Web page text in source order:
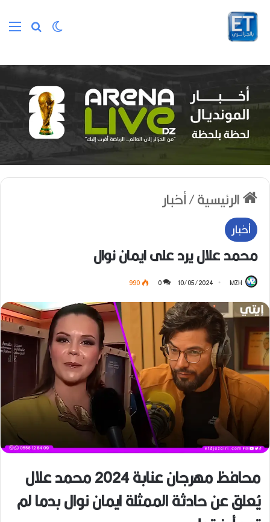
بحث عن
الوضع المظلم
الرئيسية/أخبار
أخبار
محمد علال يرد على ايمان نوال
MZH
10/05/2024
0
990
محافظ مهرجان عنابة 2024 محمد علال
يُعلق عن حادثة الممثلة ايمان نوال بدما لم